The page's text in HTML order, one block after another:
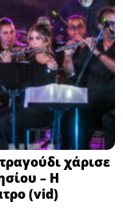
χάρισε
– Η
(vid)